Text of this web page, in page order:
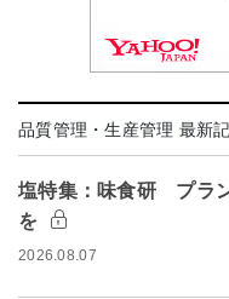
品質管理・生産管理 最新
塩特集：味食研 プラ
を
2026.08.07